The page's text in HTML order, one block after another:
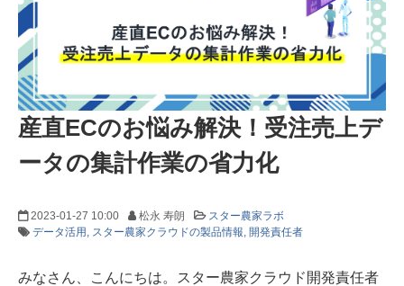
産直ECのお悩み解決！受注売上デ
ータの集計作業の省力化
2023-01-27 10:00 松永 寿朗
スター農家ラボ
データ活用
スター農家クラウドの製品情報 開発責任者
みなさん、こんにちは。スター農家クラウド開発責任者